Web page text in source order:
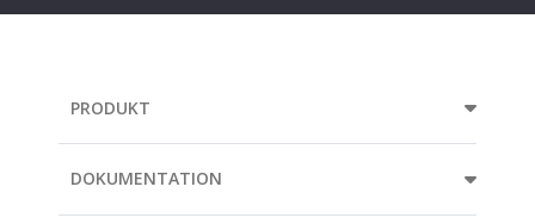
PRODUKT
DOKUMENTATION